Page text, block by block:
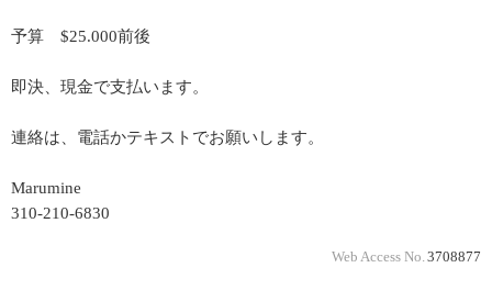
予算 $25.000前後
即決、現金で支払います。
連絡は、電話かテキストでお願いします。
Marumine
310-210-6830
Web Access No. 3708877